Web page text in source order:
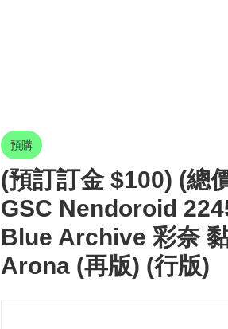
預購
(預訂訂金 $100) (總
GSC Nendoroid
Blue Archive 彩奈
Arona (再版) (行版)